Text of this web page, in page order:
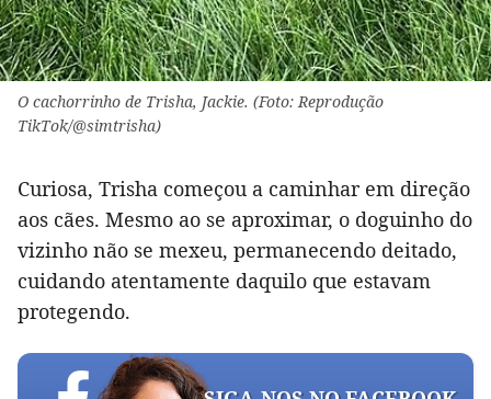
O cachorrinho de Trisha, Jackie. (Foto: Reprodução
TikTok/@simtrisha)
Curiosa, Trisha começou a caminhar em direção
aos cães. Mesmo ao se aproximar, o doguinho do
vizinho não se mexeu, permanecendo deitado,
cuidando atentamente daquilo que estavam
protegendo.